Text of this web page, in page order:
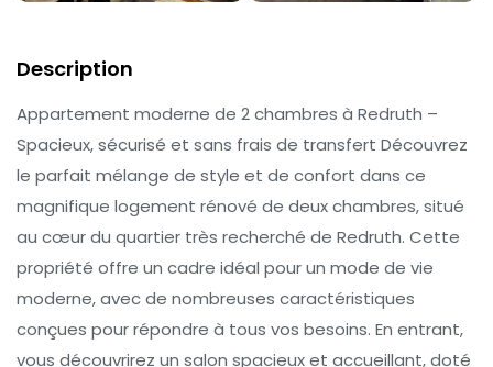
Description
Appartement moderne de 2 chambres à Redruth –
Spacieux, sécurisé et sans frais de transfert Découvrez
le parfait mélange de style et de confort dans ce
magnifique logement rénové de deux chambres, situé
au cœur du quartier très recherché de Redruth. Cette
propriété offre un cadre idéal pour un mode de vie
moderne, avec de nombreuses caractéristiques
conçues pour répondre à tous vos besoins. En entrant,
vous découvrirez un salon spacieux et accueillant, doté